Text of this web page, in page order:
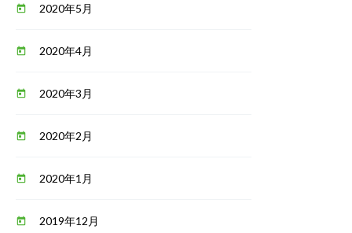
today 2020年5月
today 2020年4月
today 2020年3月
today 2020年2月
today 2020年1月
today 2019年12月